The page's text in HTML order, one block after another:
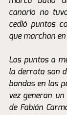
canario no
cedió puntos
Los puntos a
la derrota son
bandas en las
vez generan
de Fabián